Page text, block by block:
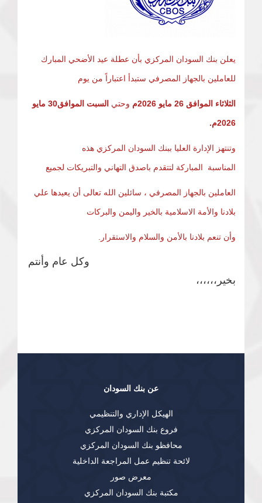
يعلن بنك السودان المركزي بأن عطلة عيد الأضحي المبارك
للعاملين بالجهاز المصرفي ستبدأ اعتباراً من يوم
الثلاثاء الموافق 26 مايو 2026م وحتي السبت الموافق30 مايو
2026م.
وتنتهز الإدارة العليا ببنك السودان المركزي هذه
المناسبة المباركة لتتقدم باصدق التهاني والتبريكات لجميع
العاملين بالجهاز المصرفي ، سائلين الله تعالى أن يعيدها علي
بلادنا والأمة الاسلامية بالخير واليمن والبركات
وأن تنعم بلادنا بالأمن والسلام والاستقرار.
وكل عام وأنتم
بخير،،،،،،
عن بنك السودان
الهيكل الإداري والتنظيمي
فروع بنك السودان المركزي
محافظو بنك السودان المركزي
لائحة تنظيم عمل المراجعة الداخلية
معرض صور
مكتبة بنك السودان المركزي